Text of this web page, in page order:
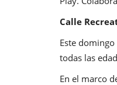
Calle
Este
todas las
En el marco